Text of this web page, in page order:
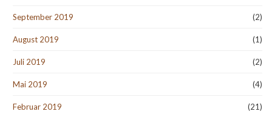
September 2019 (2)
August 2019 (1)
Juli 2019 (2)
Mai 2019 (4)
Februar 2019 (21)